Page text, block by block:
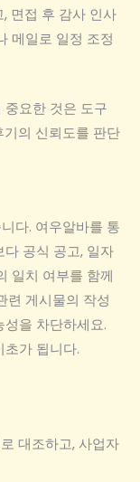
면접 후 감사 인사
메일로 일정 조정
요한 것은 도구
의 신뢰도를 판단
다. 여우알바를 통
공식 공고, 일자
일치 여부를 함께
련 게시물의 작성
을 차단하세요.
가 됩니다.
대조하고, 사업자